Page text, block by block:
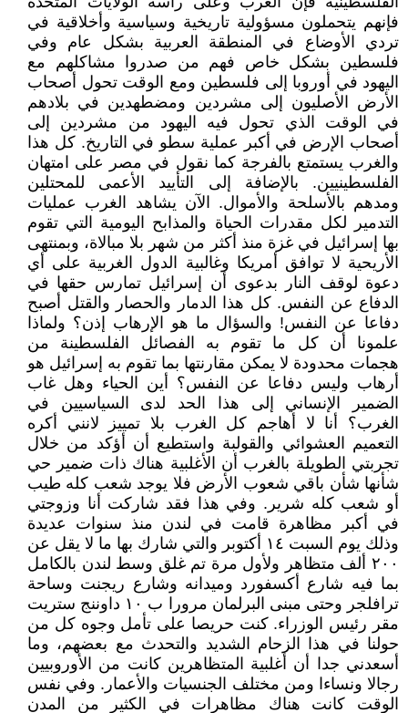
فإنهم يتحملون مسؤولية تاريخية وسياسية وأخلاقية في
تردي الأوضاع في المنطقة العربية بشكل عام وفي
فلسطين بشكل خاص فهم من صدروا مشاكلهم مع
اليهود في أوروبا إلى فلسطين ومع الوقت تحول أصحاب
الأرض الأصليون إلى مشردين ومضطهدين في بلادهم
في الوقت الذي تحول فيه اليهود من مشردين إلى
أصحاب الإرض في أكبر عملية سطو في التاريخ. كل هذا
والغرب يستمتع بالفرجة كما نقول في مصر على امتهان
الفلسطينيين. بالإضافة إلى التأييد الأعمى للمحتلين
ومدهم بالأسلحة والأموال. الآن يشاهد الغرب عمليات
التدمير لكل مقدرات الحياة والمذابح اليومية التي تقوم
بها إسرائيل في غزة منذ أكثر من شهر بلا مبالاة، وبمنتهى
الأريحية لا توافق أمريكا وغالبية الدول الغربية على أي
دعوة لوقف النار بدعوى أن إسرائيل تمارس حقها في
الدفاع عن النفس. كل هذا الدمار والحصار والقتل أصبح
دفاعا عن النفس! والسؤال ما هو الإرهاب إذن؟ ولماذا
علمونا أن كل ما تقوم به الفصائل الفلسطينة من
هجمات محدودة لا يمكن مقارنتها بما تقوم به إسرائيل هو
أرهاب وليس دفاعا عن النفس؟ أين الحياء وهل غاب
الضمير الإنساني إلى هذا الحد لدى السياسيين في
الغرب؟ أنا لا أهاجم كل الغرب بلا تمييز لانني أكره
التعميم العشوائي والقولبة واستطيع أن أؤكد من خلال
تجربتي الطويلة بالغرب أن الأغلبية هناك ذات ضمير حي
شأنها شأن باقي شعوب الأرض فلا يوجد شعب كله طيب
أو شعب كله شرير. وفي هذا فقد شاركت أنا وزوجتي
في أكبر مظاهرة قامت في لندن منذ سنوات عديدة
وذلك يوم السبت ١٤ أكتوبر والتي شارك بها ما لا يقل عن
٢٠٠ ألف متظاهر ولأول مرة تم غلق وسط لندن بالكامل
بما فيه شارع أكسفورد وميدانه وشارع ريجنت وساحة
ترافلجر وحتى مبنى البرلمان مرورا ب ١٠ داوننج ستريت
مقر رئيس الوزراء. كنت حريصا على تأمل وجوه كل من
حولنا في هذا الزحام الشديد والتحدث مع بعضهم، وما
أسعدني جدا أن أغلبية المتظاهرين كانت من الأوروبيين
رجالا ونساءا ومن مختلف الجنسيات والأعمار. وفي نفس
الوقت كانت هناك مظاهرات في الكثير من المدن